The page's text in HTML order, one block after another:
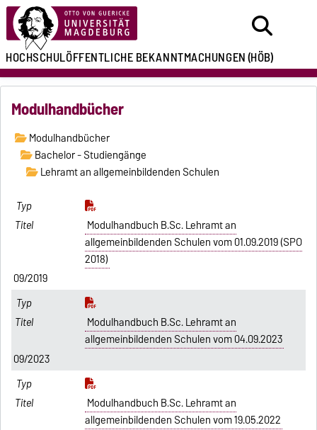
HOCHSCHULÖFFENTLICHEBEKANNTMACHUNGEN(HÖB)
Modulhandbücher
Modulhandbücher
Bachelor - Studiengänge
Lehramt an allgemeinbildenden Schulen
Modulhandbuch B.Sc. Lehramt an
allgemeinbildenden Schulen vom 01.09.2019 (SPO
2018)
09/2019
Modulhandbuch B.Sc. Lehramt an
allgemeinbildenden Schulen vom 04.09.2023
09/2023
Modulhandbuch B.Sc. Lehramt an
allgemeinbildenden Schulen vom 19.05.2022